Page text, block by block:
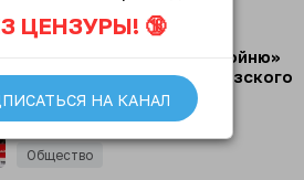
Политика
⁣ Иран пообещал США «бойню»
и вечное закрытие Ормузского
пролива
Новости
05 апреля 2026
Общество
ЦЕНЗУРЫ! 🔞
НА КАНАЛ